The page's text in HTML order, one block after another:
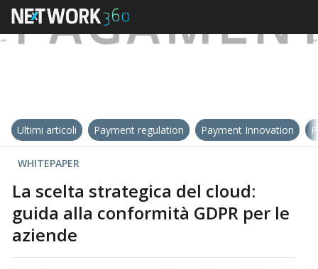
Ultimi articoli Payment regulation Payment Innovation
WHITEPAPER
La scelta strategica del cloud:
guida alla conformità GDPR per le
aziende